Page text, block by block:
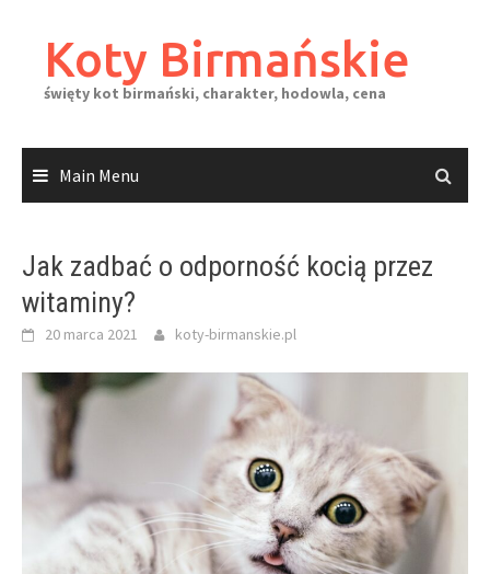
contentKoty Birmańskie
święty kot birmański, charakter, hodowla, cena
Main Menu
Jak zadbać o odporność kocią przez
witaminy?
20 marca 2021 koty-birmanskie.pl